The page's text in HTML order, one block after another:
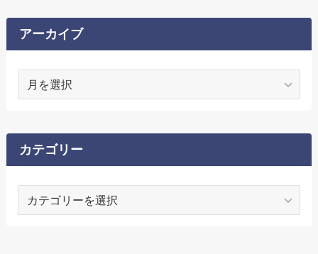
アーカイブ
イ
ブ
カテゴリー